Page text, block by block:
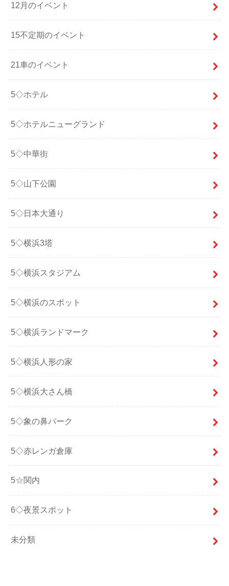
12月のイベント
15不定期のイベント
21車のイベント
5◇ホテル
5◇ホテルニューグランド
5◇中華街
5◇山下公園
5◇日本大通り
5◇横浜3塔
5◇横浜スタジアム
5◇横浜のスポット
5◇横浜ランドマーク
5◇横浜人形の家
5◇横浜大さん橋
5◇象の鼻パーク
5◇赤レンガ倉庫
5☆関内
6◇夜景スポット
未分類